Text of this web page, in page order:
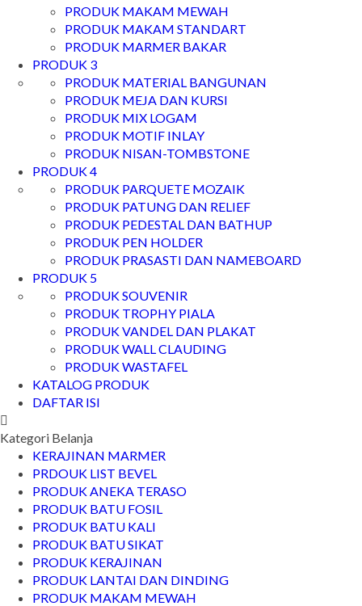
PRODUK MAKAM MEWAH
PRODUK MAKAM STANDART
PRODUK MARMER BAKAR
PRODUK 3
PRODUK MATERIAL BANGUNAN
PRODUK MEJA DAN KURSI
PRODUK MIX LOGAM
PRODUK MOTIF INLAY
PRODUK NISAN-TOMBSTONE
PRODUK 4
PRODUK PARQUETE MOZAIK
PRODUK PATUNG DAN RELIEF
PRODUK PEDESTAL DAN BATHUP
PRODUK PEN HOLDER
PRODUK PRASASTI DAN NAMEBOARD
PRODUK 5
PRODUK SOUVENIR
PRODUK TROPHY PIALA
PRODUK VANDEL DAN PLAKAT
PRODUK WALL CLAUDING
PRODUK WASTAFEL
KATALOG PRODUK
DAFTAR ISI
Kategori Belanja
KERAJINAN MARMER
PRDOUK LIST BEVEL
PRODUK ANEKA TERASO
PRODUK BATU FOSIL
PRODUK BATU KALI
PRODUK BATU SIKAT
PRODUK KERAJINAN
PRODUK LANTAI DAN DINDING
PRODUK MAKAM MEWAH